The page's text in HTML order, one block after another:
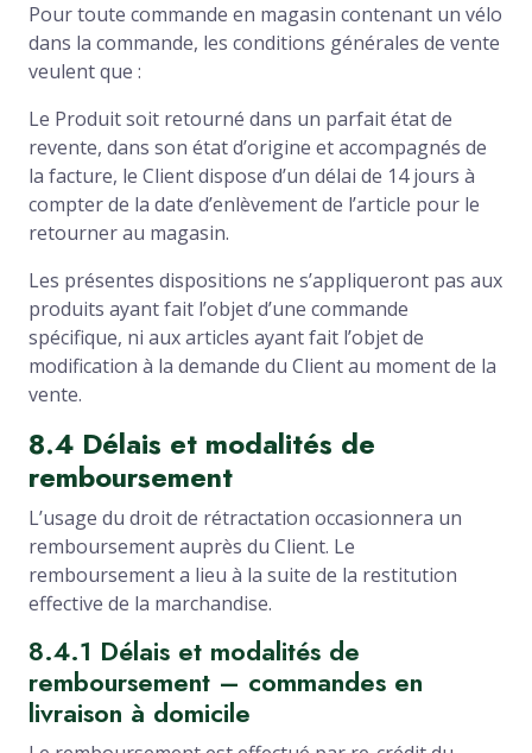
Pour toute commande en magasin contenant un vélo
dans la commande, les conditions générales de vente
veulent que :
Le Produit soit retourné dans un parfait état de
revente, dans son état d’origine et accompagnés de
la facture, le Client dispose d’un délai de 14 jours à
compter de la date d’enlèvement de l’article pour le
retourner au magasin.
Les présentes dispositions ne s’appliqueront pas aux
produits ayant fait l’objet d’une commande
spécifique, ni aux articles ayant fait l’objet de
modification à la demande du Client au moment de la
vente.
8.4 Délais et modalités de
remboursement
L’usage du droit de rétractation occasionnera un
remboursement auprès du Client. Le
remboursement a lieu à la suite de la restitution
effective de la marchandise.
8.4.1 Délais et modalités de
remboursement – commandes en
livraison à domicile